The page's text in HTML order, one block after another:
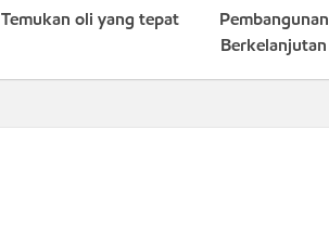
Temukan oli yang tepat
Pembangunan
Berkelanjutan